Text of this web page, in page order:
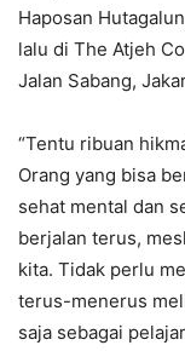
Haposan
lalu di The Atjeh
Jalan Sabang,
“Tentu ribuan
Orang yang bisa
sehat mental dan
berjalan terus,
kita. Tidak perlu
terus-menerus
saja sebagai